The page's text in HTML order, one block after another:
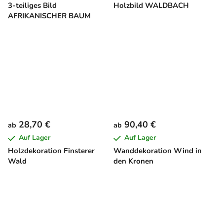
3-teiliges Bild
AFRIKANISCHER BAUM
Holzbild WALDBACH
Holzdekoration Finsterer
Wald
ab 28,70 €
Auf Lager
Wanddekoration Wind in
den Kronen
ab 90,40 €
Auf Lager